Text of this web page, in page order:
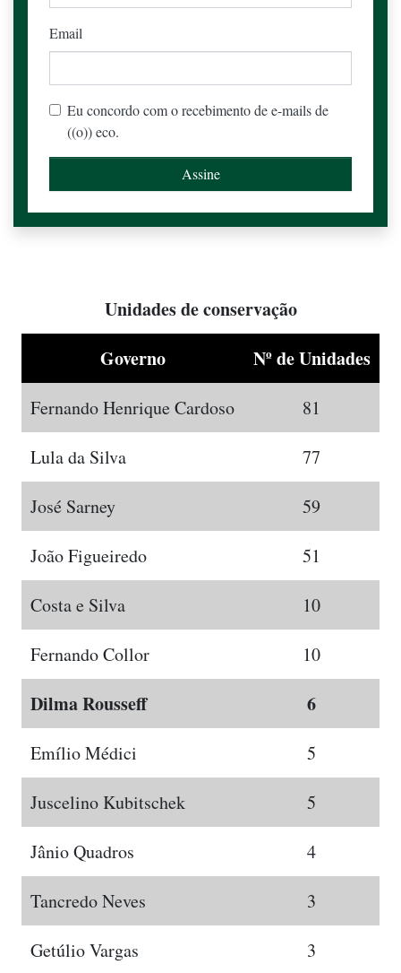
Email
Eu concordo com o recebimento de e-mails de
((o)) eco.
Unidades de conservação
Governo
Nº de Unidades
Fernando Henrique Cardoso 81
Lula da Silva 77
José Sarney 59
João Figueiredo 51
Costa e Silva 10
Fernando Collor 10
Dilma Rousseff 6
Emílio Médici 5
Juscelino Kubitschek 5
Jânio Quadros 4
Tancredo Neves 3
Getúlio Vargas 3